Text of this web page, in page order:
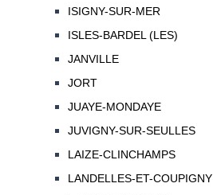
ISIGNY-SUR-MER
ISLES-BARDEL (LES)
JANVILLE
JORT
JUAYE-MONDAYE
JUVIGNY-SUR-SEULLES
LAIZE-CLINCHAMPS
LANDELLES-ET-COUPIGNY